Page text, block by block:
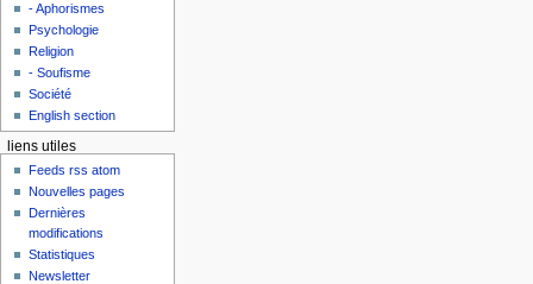
- Aphorismes
Psychologie
Religion
- Soufisme
Société
English section
liens utiles
Feeds rss atom
Nouvelles pages
Dernières
modifications
Statistiques
Newsletter